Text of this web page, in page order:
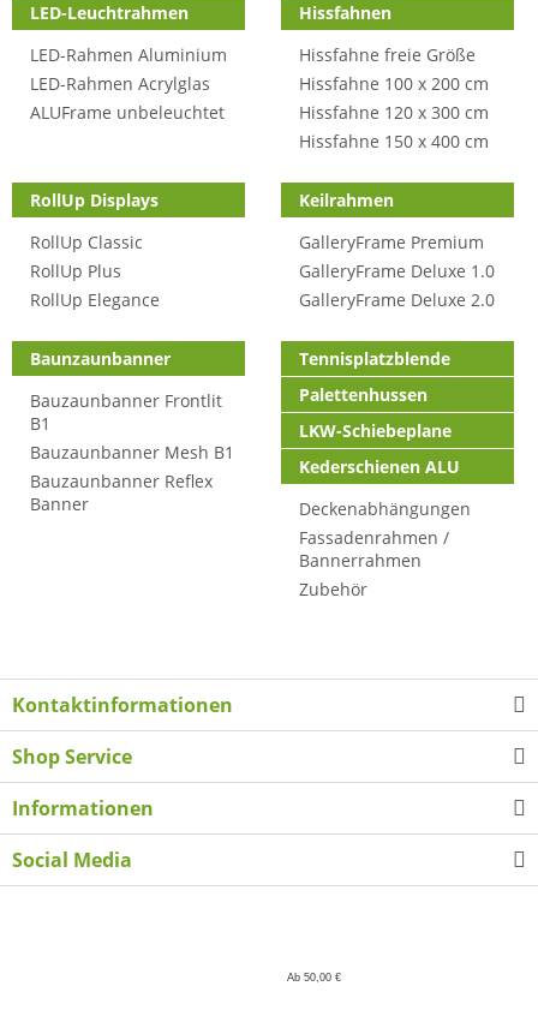
LED-Leuchtrahmen
LED-Rahmen Aluminium
LED-Rahmen Acrylglas
ALUFrame unbeleuchtet
Hissfahnen
Hissfahne freie Größe
Hissfahne 100 x 200 cm
Hissfahne 120 x 300 cm
Hissfahne 150 x 400 cm
RollUp Displays
RollUp Classic
RollUp Plus
RollUp Elegance
Keilrahmen
GalleryFrame Premium
GalleryFrame Deluxe 1.0
GalleryFrame Deluxe 2.0
Baunzaunbanner
Bauzaunbanner Frontlit
B1
Bauzaunbanner Mesh B1
Bauzaunbanner Reflex
Banner
Tennisplatzblende
Palettenhussen
LKW-Schiebeplane
Kederschienen ALU
Deckenabhängungen
Fassadenrahmen /
Bannerrahmen
Zubehör
Kontaktinformationen
Shop Service
Informationen
Social Media
Ab 50,00 €